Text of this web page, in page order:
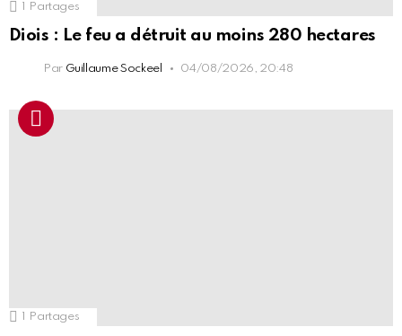
1 Partages
Diois : Le feu a détruit au moins 280 hectares
Par Guillaume Sockeel 04/08/2026, 20:48
1 Partages